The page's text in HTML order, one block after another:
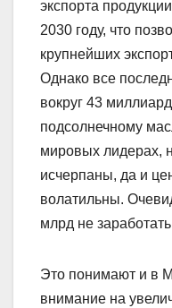
экспорта
2030 году, что
крупнейших
Однако все
вокруг 43
подсолнечному
мировых лидерах,
исчерпаны, да и
волатильны.
млрд не
Это понимают и в
внимание на